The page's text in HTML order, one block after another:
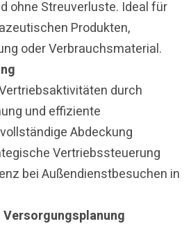
ohne Streuverluste. Ideal für
Produkten,
oder Verbrauchsmaterial.
durch
und effiziente
Abdeckung
Vertriebssteuerung
bei Außendienstbesuchen in